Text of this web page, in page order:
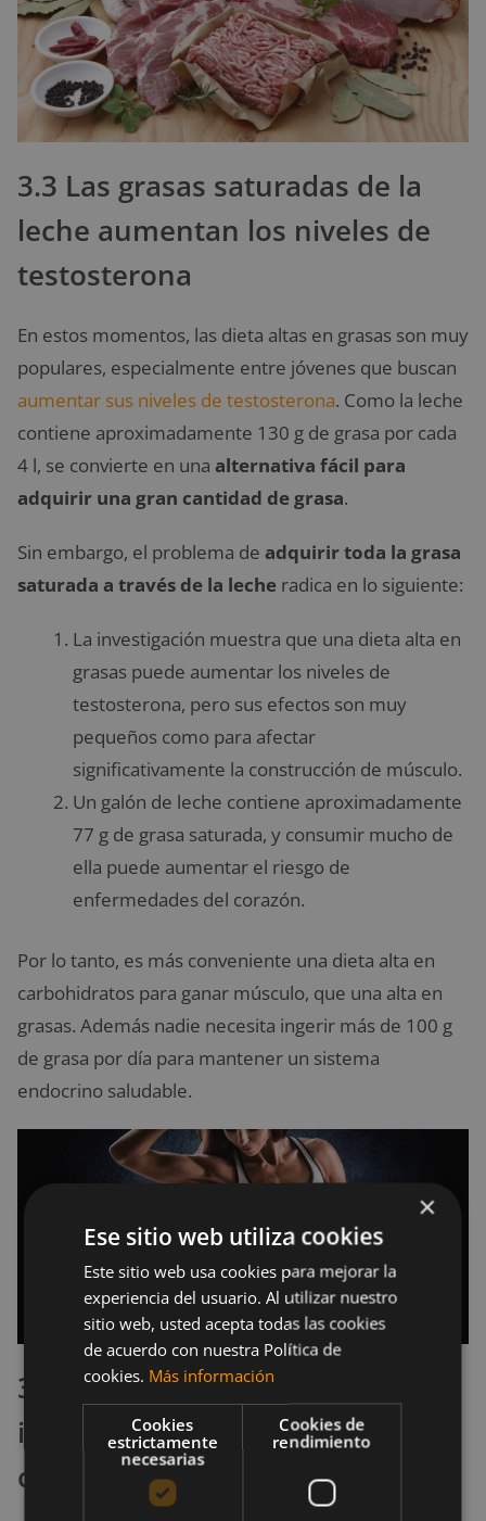
3.3 Las grasas saturadas de la
leche aumentan los niveles de
testosterona
En estos momentos, las dieta altas en grasas son muy
populares, especialmente entre jóvenes que buscan
aumentar sus niveles de testosterona. Como la leche
contiene aproximadamente 130 g de grasa por cada
4 l, se convierte en una alternativa fácil para
adquirir una gran cantidad de grasa.
Sin embargo, el problema de adquirir toda la grasa
saturada a través de la leche radica en lo siguiente:
La investigación muestra que una dieta alta en
grasas puede aumentar los niveles de
testosterona, pero sus efectos son muy
pequeños como para afectar
significativamente la construcción de músculo.
Un galón de leche contiene aproximadamente
77 g de grasa saturada, y consumir mucho de
ella puede aumentar el riesgo de
enfermedades del corazón.
Por lo tanto, es más conveniente una dieta alta en
carbohidratos para ganar músculo, que una alta en
grasas. Además nadie necesita ingerir más de 100 g
de grasa por día para mantener un sistema
endocrino saludable.
3.4 La leche eleva los niveles de
insulina, acelerando el
crecimiento muscular
×
Ese sitio web utiliza cookies
Este sitio web usa cookies para mejorar la
experiencia del usuario. Al utilizar nuestro
sitio web, usted acepta todas las cookies
de acuerdo con nuestra Política de
cookies. Más información
Cookies
estrictamente
necesarias
Cookies de
rendimiento